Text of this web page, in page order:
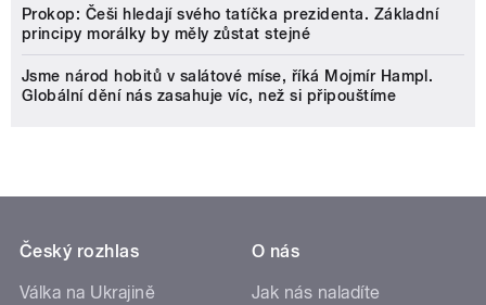
Prokop: Češi hledají svého tatíčka prezidenta. Základní
principy morálky by měly zůstat stejné
Jsme národ hobitů v salátové míse, říká Mojmír Hampl.
Globální dění nás zasahuje víc, než si připouštíme
Český rozhlas
Válka na Ukrajině
O nás
Jak nás naladíte